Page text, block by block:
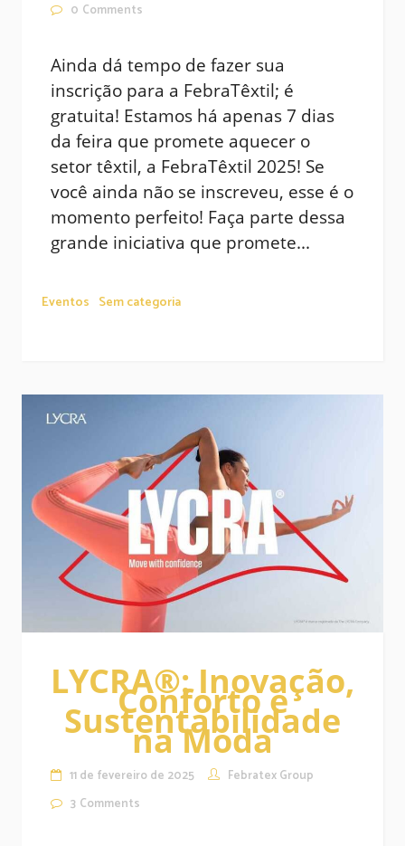
0 Comments
Ainda dá tempo de fazer sua
inscrição para a FebraTêxtil; é
gratuita! Estamos há apenas 7 dias
da feira que promete aquecer o
setor têxtil, a FebraTêxtil 2025! Se
você ainda não se inscreveu, esse é o
momento perfeito! Faça parte dessa
grande iniciativa que promete...
Eventos Sem categoria
LYCRA®: Inovação,
Conforto e
Sustentabilidade
na Moda
11 de fevereiro de 2025
Febratex Group
3 Comments